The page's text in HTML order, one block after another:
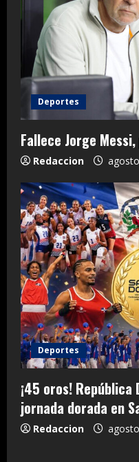
Deportes
Fallece Jorge
Redaccion
Deportes
¡45 oros! República
jornada dorada en
Redaccion